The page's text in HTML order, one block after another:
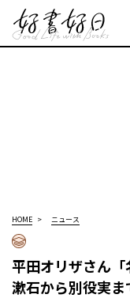
HOME ニュース
平田オリザさん
漱石から別役実ま